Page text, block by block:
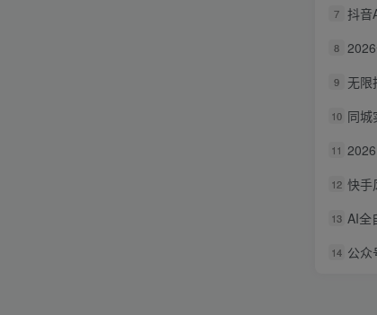
7 抖音AI创
8 2026全新
9 无限抖
10 同城实体
11 2026 AI
12 快手
13 AI全自
14 公众号流